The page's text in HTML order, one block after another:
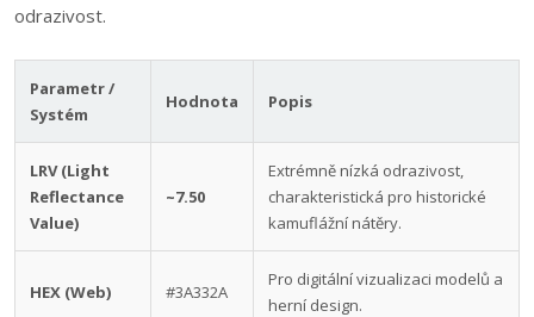
odrazivost.
Parametr /
Systém
Hodnota Popis
LRV (Light
Reflectance
Value)
~7.50
Extrémně nízká odrazivost,
charakteristická pro historické
kamuflážní nátěry.
HEX (Web) #3A332A
Pro digitální vizualizaci modelů a
herní design.